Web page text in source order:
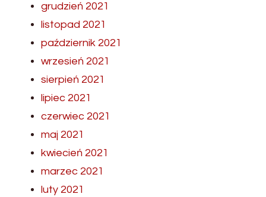
grudzień 2021
listopad 2021
październik 2021
wrzesień 2021
sierpień 2021
lipiec 2021
czerwiec 2021
maj 2021
kwiecień 2021
marzec 2021
luty 2021